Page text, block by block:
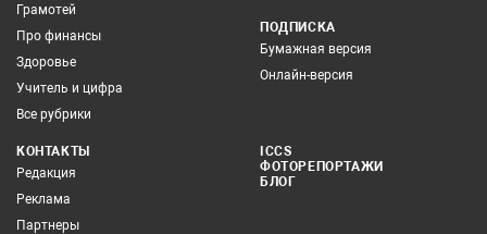
Грамотей
Про финансы
Здоровье
Учитель и цифра
Все рубрики
ПОДПИСКА
Бумажная версия
Онлайн-версия
КОНТАКТЫ
Редакция
Реклама
Партнеры
ICCS
ФОТОРЕПОРТАЖИ
БЛОГ